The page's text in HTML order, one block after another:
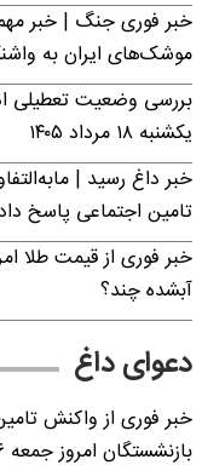
خبر فوری جنگ | خبر
موشک‌های ایران به
بررسی وضعیت تعطیلی
یکشنبه ۱۸ مرداد ۱۴۰۵
خبر داغ رسید |
تامین اجتماعی پاسخ
آبشده چند؟
دعوای داغ
خبر فوری از واکنش
بازنشستگان امروز جمعه ۱۶ مرداد ۱۴۰۵